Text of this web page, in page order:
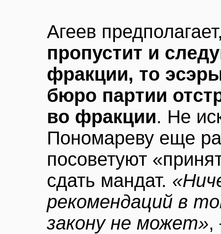
Агеев
пропустит и
фракции, то
бюро партии
во фракции. Не
Пономареву еще
посоветуют
сдать мандат.
рекомендаций в
закону не может»,